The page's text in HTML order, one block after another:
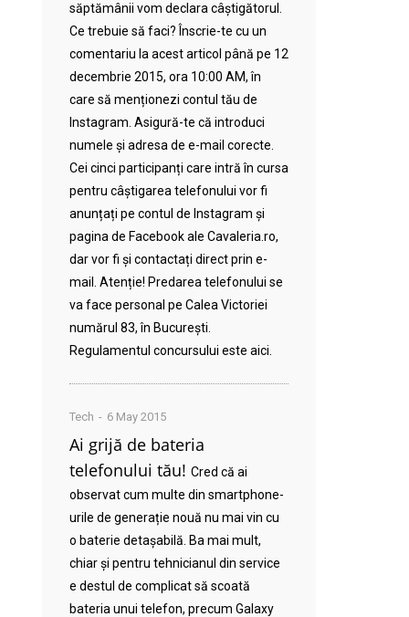
săptămânii vom declara câștigătorul.
Ce trebuie să faci? Înscrie-te cu un
comentariu la acest articol până pe 12
decembrie 2015, ora 10:00 AM, în
care să menționezi contul tău de
Instagram. Asigură-te că introduci
numele și adresa de e-mail corecte.
Cei cinci participanți care intră în cursa
pentru câștigarea telefonului vor fi
anunțați pe contul de Instagram și
pagina de Facebook ale Cavaleria.ro,
dar vor fi și contactați direct prin e-
mail. Atenție! Predarea telefonului se
va face personal pe Calea Victoriei
numărul 83, în București.
Regulamentul concursului este aici.
Tech 6 May 2015
Ai grijă de bateria
telefonului tău! Cred că ai
observat cum multe din smartphone-
urile de generație nouă nu mai vin cu
o baterie detașabilă. Ba mai mult,
chiar și pentru tehnicianul din service
e destul de complicat să scoată
bateria unui telefon, precum Galaxy